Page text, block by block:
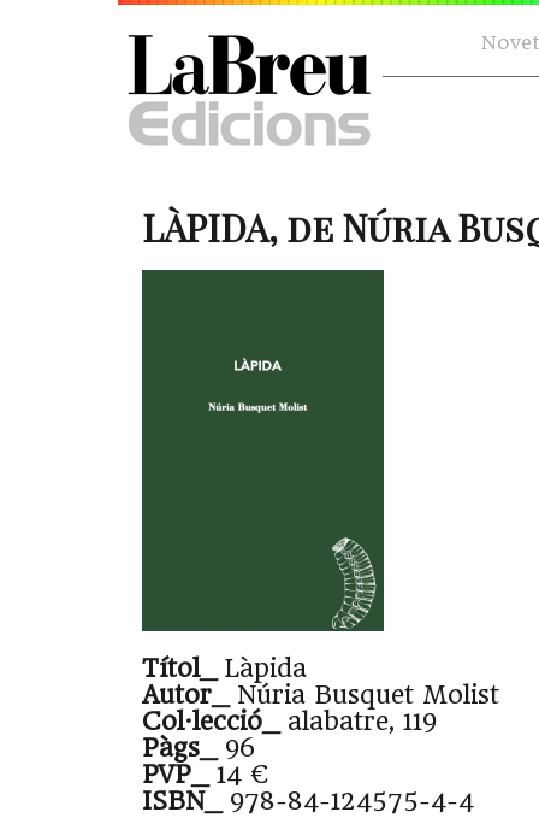
LÀPIDA, de Núria
Títol_
Làpida
Autor_
Núria Busquet Molist
Col·lecció_
alabatre, 119
Pàgs_
96
PVP_
14 €
ISBN_
978-84-124575-4-4